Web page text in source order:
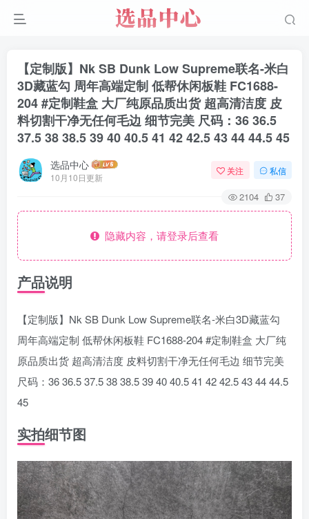
【定制版】Nk SB Dunk Low Supreme联名-米白
3D藏蓝勾 周年高端定制 低帮休闲板鞋 FC1688-
204 #定制鞋盒 大厂纯原品质出货 超高清洁度 皮
料切割干净无任何毛边 细节完美 尺码：36 36.5
37.5 38 38.5 39 40 40.5 41 42 42.5 43 44 44.5 45
选品中心
10月10日更新
关注 私信
2104 37
隐藏内容，请登录后查看
产品说明
【定制版】Nk SB Dunk Low Supreme联名-米白3D藏蓝勾
周年高端定制 低帮休闲板鞋 FC1688-204 #定制鞋盒 大厂纯
原品质出货 超高清洁度 皮料切割干净无任何毛边 细节完美
尺码：36 36.5 37.5 38 38.5 39 40 40.5 41 42 42.5 43 44 44.5
45
实拍细节图